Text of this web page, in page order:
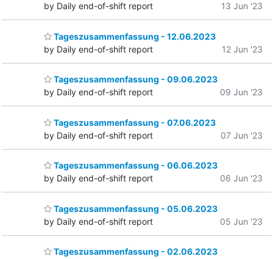
by Daily end-of-shift report
13 Jun '23
Tageszusammenfassung - 12.06.2023
by Daily end-of-shift report
12 Jun '23
Tageszusammenfassung - 09.06.2023
by Daily end-of-shift report
09 Jun '23
Tageszusammenfassung - 07.06.2023
by Daily end-of-shift report
07 Jun '23
Tageszusammenfassung - 06.06.2023
by Daily end-of-shift report
06 Jun '23
Tageszusammenfassung - 05.06.2023
by Daily end-of-shift report
05 Jun '23
Tageszusammenfassung - 02.06.2023